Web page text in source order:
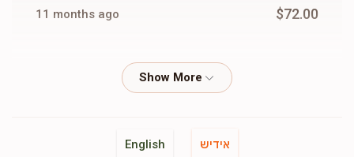
11 months ago $72.00
Phone DonationHershy & R. Fried
Phone DonationHershy & R. Fried
English אידיש